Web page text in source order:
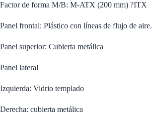
Factor de forma M/B: M-ATX (200 mm) ?ITX
Panel frontal: Plástico con líneas de flujo de aire.
Panel superior: Cubierta metálica
Panel lateral
Izquierda: Vidrio templado
Derecha: cubierta metálica